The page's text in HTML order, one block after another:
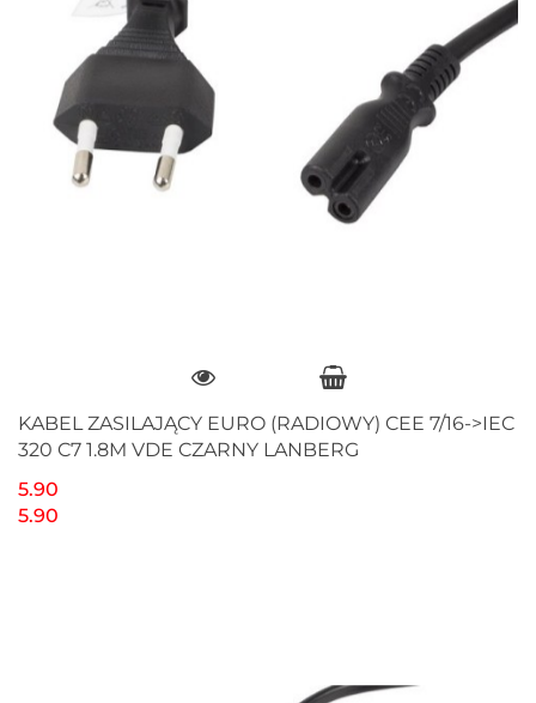
KABEL ZASILAJĄCY EURO (RADIOWY) CEE 7/16->IEC
320 C7 1.8M VDE CZARNY LANBERG
5.90
5.90